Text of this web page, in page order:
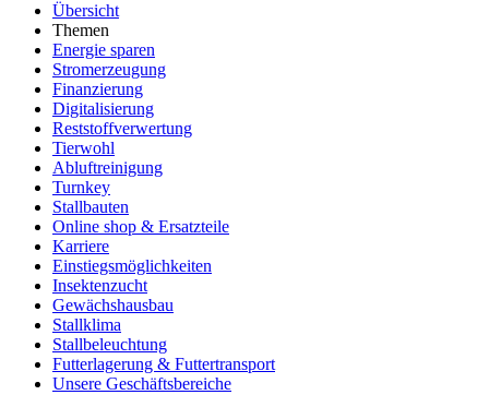
Übersicht
Themen
Energie sparen
Stromerzeugung
Finanzierung
Digitalisierung
Reststoffverwertung
Tierwohl
Abluftreinigung
Turnkey
Stallbauten
Online shop & Ersatzteile
Karriere
Einstiegsmöglichkeiten
Insektenzucht
Gewächshausbau
Stallklima
Stallbeleuchtung
Futterlagerung & Futtertransport
Unsere Geschäftsbereiche